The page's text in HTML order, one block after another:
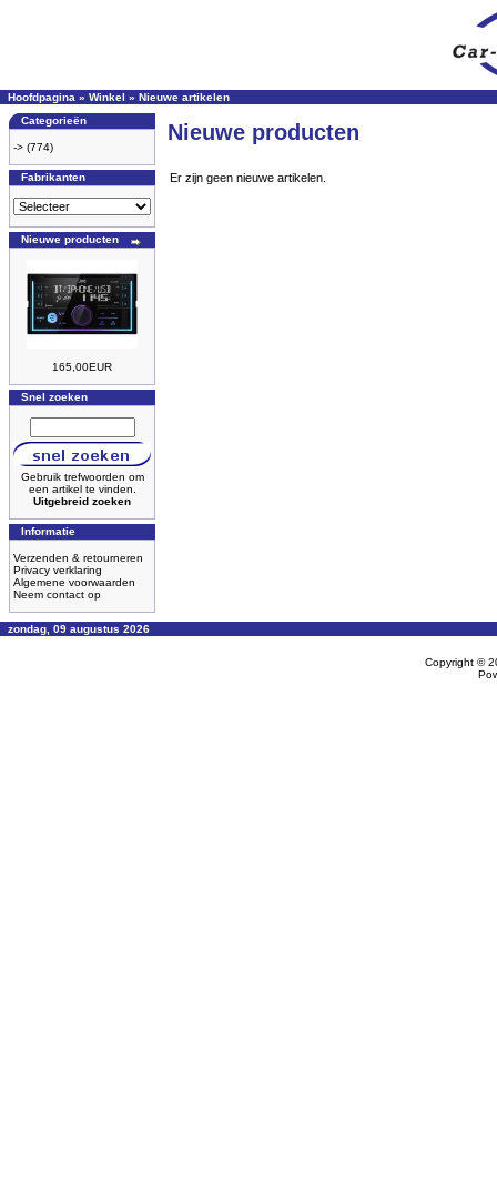
Hoofdpagina » Winkel » Nieuwe artikelen
Categorieën
-> (774)
Fabrikanten
Nieuwe producten
165,00EUR
Snel zoeken
Gebruik trefwoorden om
een artikel te vinden.
Uitgebreid zoeken
Informatie
Verzenden & retourneren
Privacy verklaring
Algemene voorwaarden
Neem contact op
Nieuwe producten
Er zijn geen nieuwe artikelen.
zondag, 09 augustus 2026
Copyright ©